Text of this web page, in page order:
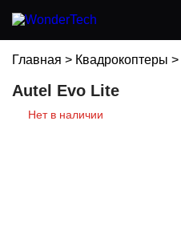
Главная > Квадрокоптеры >
Autel Evo Lite
Нет в наличии